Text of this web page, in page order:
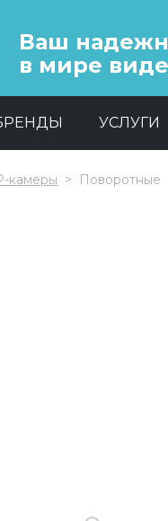
Ваш
в мире
УСЛУГИ
камеры Поворотные